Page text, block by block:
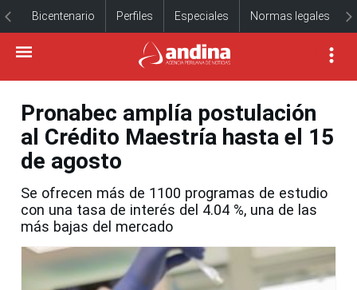
Bicentenario Perfiles Especiales Normas legales
Pronabec amplía postulación
al Crédito Maestría hasta el 15
de agosto
Se ofrecen más de 1100 programas de estudio
con una tasa de interés del 4.04 %, una de las
más bajas del mercado